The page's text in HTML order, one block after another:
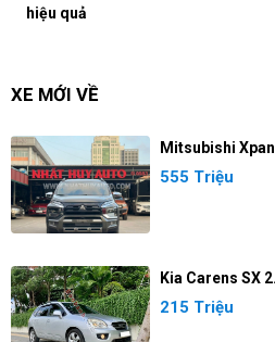
hiệu quả
XE MỚI VỀ
Mitsubishi
555 Triệu
Kia Carens SX
215 Triệu